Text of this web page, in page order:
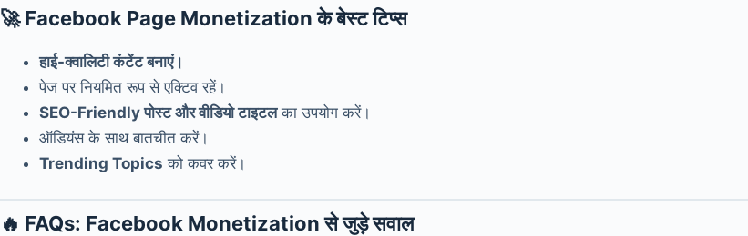
🚀Facebook Page Monetization के बेस्ट टिप्स
हाई-क्वालिटी कंटेंट बनाएं।
पेज पर नियमित रूप से एक्टिव रहें।
SEO-Friendly पोस्ट और वीडियो टाइटलका उपयोग करें।
ऑडियंस के साथ बातचीत करें।
Trending Topics को कवर करें।
🔥 FAQs: Facebook Monetization से जुड़े सवाल